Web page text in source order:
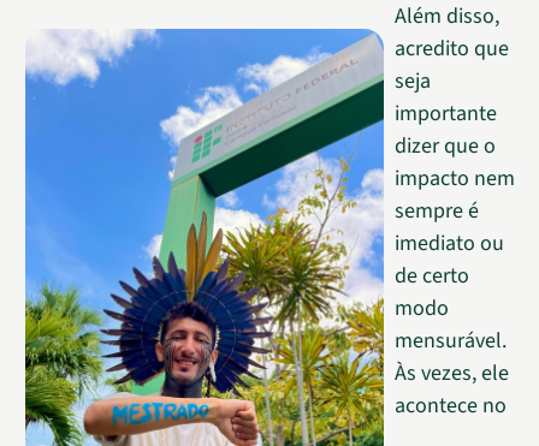
Além disso,
acredito que
seja
importante
dizer que o
impacto nem
sempre é
imediato ou
de certo
modo
mensurável.
Às vezes, ele
acontece no